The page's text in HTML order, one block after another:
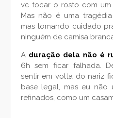
vc tocar o rosto com um
Mas não é uma
mas tomando cuidado
ninguém de camisa
A duração dela não é
6h sem ficar falhada.
sentir em volta do nariz
base legal, mas eu não
refinados, como um